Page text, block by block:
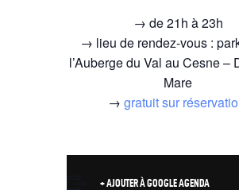
→ de 21h à 23h
→ lieu de rendez-vous :
l’Auberge du Val au Cesne –
Mare
→ gratuit sur
+ AJOUTER À GOOGLE AGENDA